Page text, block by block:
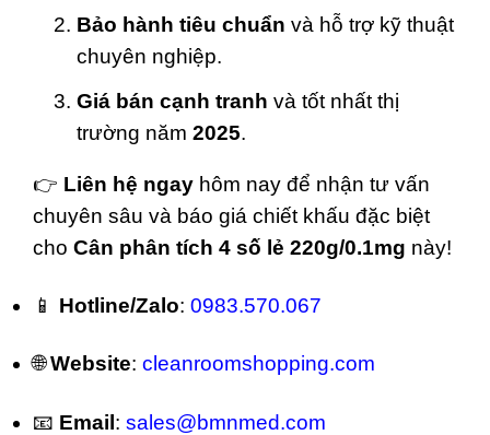
Bảo hành tiêu chuẩn và hỗ trợ kỹ thuật
chuyên nghiệp.
Giá bán cạnh tranh và tốt nhất thị
trường năm 2025.
👉 Liên hệ ngay hôm nay để nhận tư vấn
chuyên sâu và báo giá chiết khấu đặc biệt
cho Cân phân tích 4 số lẻ 220g/0.1mg này!
📱 Hotline/Zalo: 0983.570.067
🌐Website: cleanroomshopping.com
📧 Email: sales@bmnmed.com